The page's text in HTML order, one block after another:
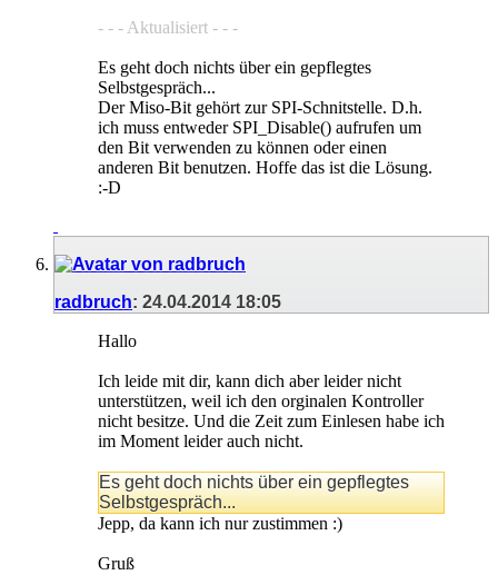
- - - Aktualisiert - - -
Es geht doch nichts über ein gepflegtes
Selbstgespräch...
Der Miso-Bit gehört zur SPI-Schnitstelle. D.h.
ich muss entweder SPI_Disable() aufrufen um
den Bit verwenden zu können oder einen
anderen Bit benutzen. Hoffe das ist die Lösung.
:-D
radbruch: 24.04.2014 18:05
Hallo
Ich leide mit dir, kann dich aber leider nicht
unterstützen, weil ich den orginalen Kontroller
nicht besitze. Und die Zeit zum Einlesen habe ich
im Moment leider auch nicht.
Es geht doch nichts über ein gepflegtes
Selbstgespräch...
Jepp, da kann ich nur zustimmen :)
Gruß